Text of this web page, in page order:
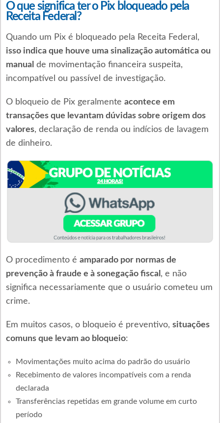
O que significa ter o Pix bloqueado pela
Receita Federal?
Quando um Pix é bloqueado pela Receita Federal,
isso indica que houve uma sinalização automática ou
manual de movimentação financeira suspeita,
incompatível ou passível de investigação.
O bloqueio de Pix geralmente acontece em
transações que levantam dúvidas sobre origem dos
valores, declaração de renda ou indícios de lavagem
de dinheiro.
O procedimento é amparado por normas de
prevenção à fraude e à sonegação fiscal , e não
significa necessariamente que o usuário cometeu um
crime.
Em muitos casos, o bloqueio é preventivo, situações
comuns que levam ao bloqueio:
Movimentações muito acima do padrão do usuário
Recebimento de valores incompatíveis com a renda
declarada
Transferências repetidas em grande volume em curto
período